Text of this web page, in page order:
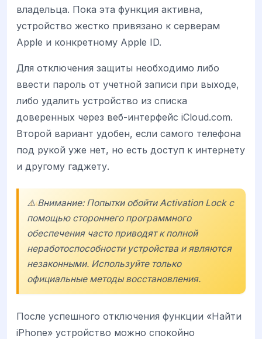
владельца. Пока эта функция активна,
устройство жестко привязано к серверам
Apple и конкретному Apple ID.
Для отключения защиты необходимо либо
ввести пароль от учетной записи при выходе,
либо удалить устройство из списка
доверенных через веб-интерфейс iCloud.com.
Второй вариант удобен, если самого телефона
под рукой уже нет, но есть доступ к интернету
и другому гаджету.
⚠️ Внимание: Попытки обойти Activation Lock с
помощью стороннего программного
обеспечения часто приводят к полной
неработоспособности устройства и являются
незаконными. Используйте только
официальные методы восстановления.
После успешного отключения функции «Найти
iPhone» устройство можно спокойно